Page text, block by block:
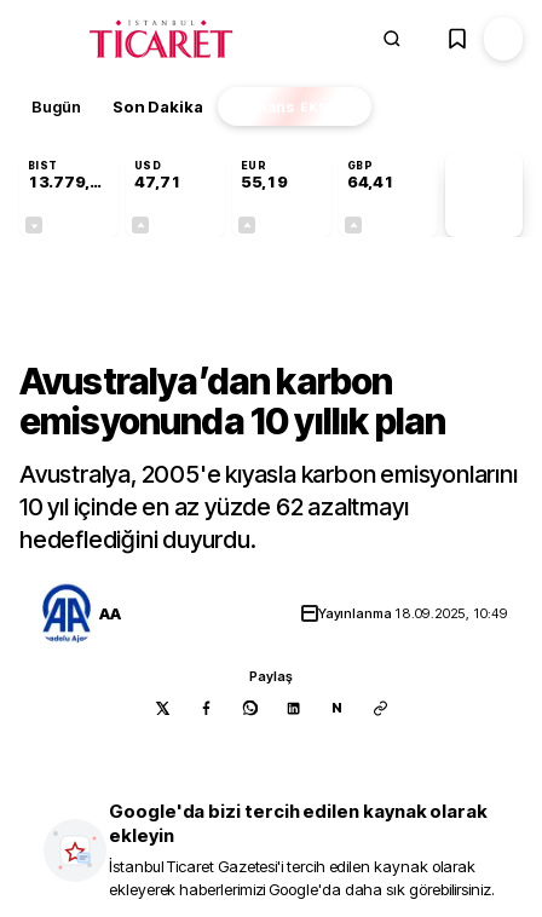
Bugün Son Dakika Finans EKSTRA
BIST
13.779,39
USD
47,71
EUR
55,19
GBP
64,41
Avustralya’dan karbon
emisyonunda 10 yıllık plan
Avustralya, 2005'e kıyasla karbon emisyonlarını
10 yıl içinde en az yüzde 62 azaltmayı
hedeflediğini duyurdu.
AA Yayınlanma 18.09.2025, 10:49
Paylaş
N
Google'da bizi tercih edilen kaynak olarak
ekleyin
İstanbul Ticaret Gazetesi'i tercih edilen kaynak olarak
ekleyerek haberlerimizi Google'da daha sık görebilirsiniz.